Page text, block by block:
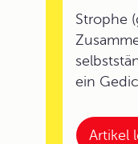
Artikel
Strophe
ein